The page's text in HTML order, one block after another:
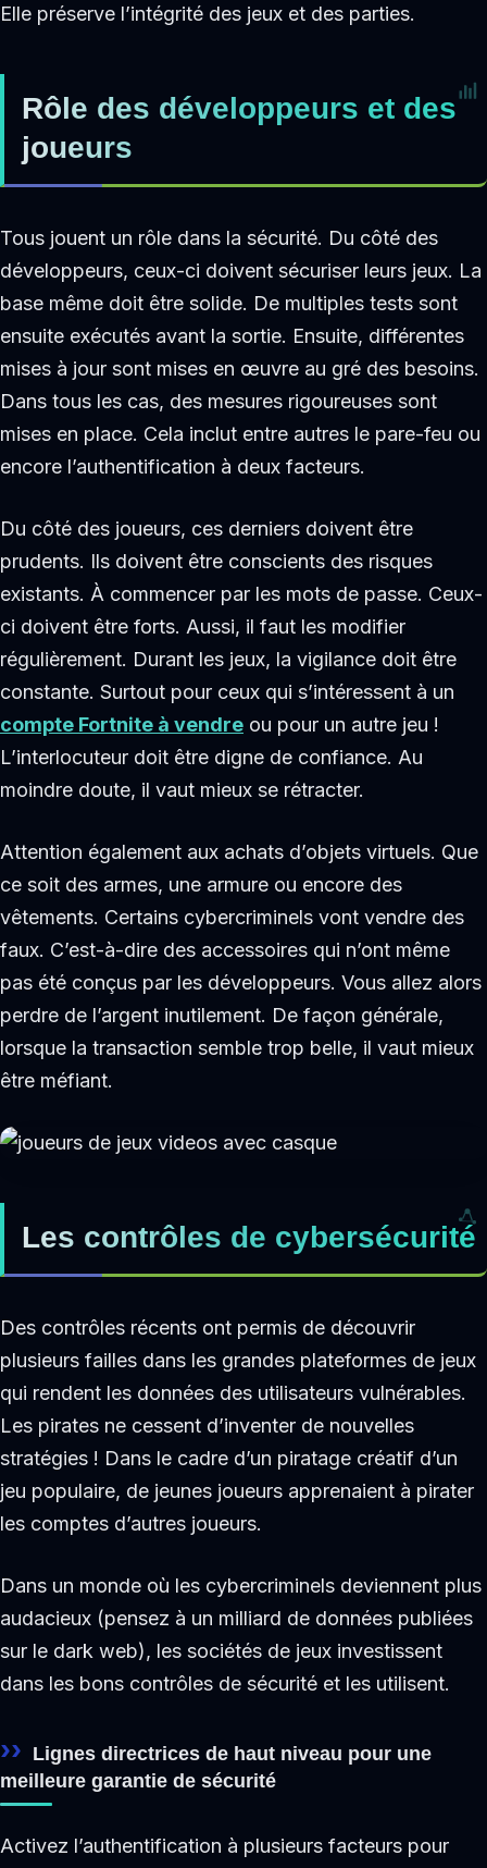
Elle préserve l’intégrité des jeux et des parties.
Rôle des développeurs et des
joueurs
Tous jouent un rôle dans la sécurité. Du côté des
développeurs, ceux-ci doivent sécuriser leurs jeux. La
base même doit être solide. De multiples tests sont
ensuite exécutés avant la sortie. Ensuite, différentes
mises à jour sont mises en œuvre au gré des besoins.
Dans tous les cas, des mesures rigoureuses sont
mises en place. Cela inclut entre autres le pare-feu ou
encore l’authentification à deux facteurs.
Du côté des joueurs, ces derniers doivent être
prudents. Ils doivent être conscients des risques
existants. À commencer par les mots de passe. Ceux-
ci doivent être forts. Aussi, il faut les modifier
régulièrement. Durant les jeux, la vigilance doit être
constante. Surtout pour ceux qui s’intéressent à un
compte Fortnite à vendre ou pour un autre jeu !
L’interlocuteur doit être digne de confiance. Au
moindre doute, il vaut mieux se rétracter.
Attention également aux achats d’objets virtuels. Que
ce soit des armes, une armure ou encore des
vêtements. Certains cybercriminels vont vendre des
faux. C’est-à-dire des accessoires qui n’ont même
pas été conçus par les développeurs. Vous allez alors
perdre de l’argent inutilement. De façon générale,
lorsque la transaction semble trop belle, il vaut mieux
être méfiant.
Les contrôles de cybersécurité
Des contrôles récents ont permis de découvrir
plusieurs failles dans les grandes plateformes de jeux
qui rendent les données des utilisateurs vulnérables.
Les pirates ne cessent d’inventer de nouvelles
stratégies ! Dans le cadre d’un piratage créatif d’un
jeu populaire, de jeunes joueurs apprenaient à pirater
les comptes d’autres joueurs.
Dans un monde où les cybercriminels deviennent plus
audacieux (pensez à un milliard de données publiées
sur le dark web), les sociétés de jeux investissent
dans les bons contrôles de sécurité et les utilisent.
Lignes directrices de haut niveau pour une
meilleure garantie de sécurité
Activez l’authentification à plusieurs facteurs pour